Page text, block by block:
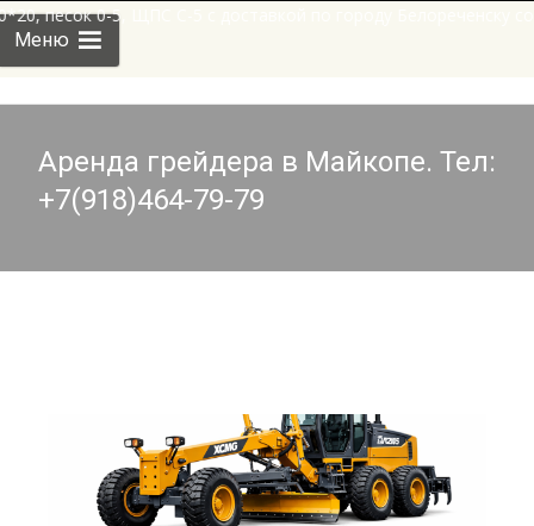
Меню
Skip
to
content
щебень 10*20, песок 0-5, ЩПС С-5 с доставкой по городу
Аренда грейдера в Майкопе. Тел:
+7(918)464-79-79